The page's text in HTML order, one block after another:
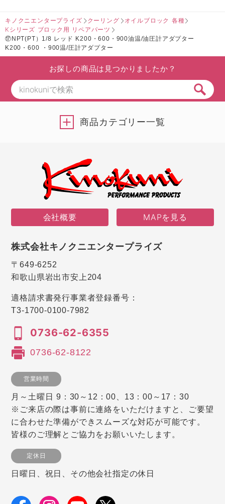
キノクニエンタープライズ クーリング
オイルブロック 各種
Kシリーズ ブロック用 リペアパーツ
⑰NPT(PT）1/8 レッド K200・600・900油温/油圧計アダプター
K200・600 ・900温/圧計アダプター
お探しの商品は見つかりましたか？
商品カテゴリー一覧
会社概要 MAPを見る
株式会社キノクニエンタープライズ
〒649-6252
和歌山県岩出市安上204
適格請求書発行事業者登録番号：
T3-1700-0100-7982
0736-62-6355
0736-62-8122
営業時間
月～土曜日 9：30～12：00、13：00～17：30
※ご来店の際は事前に連絡をいただけますと、ご要望
に合わせた準備ができスムーズな対応が可能です。
皆様のご理解とご協力をお願いいたします。
定休日
日曜日、祝日、その他会社指定の休日